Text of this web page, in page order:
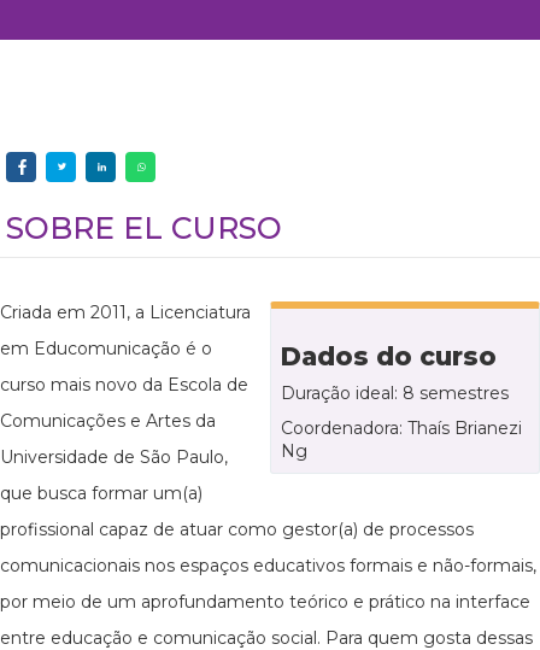
SOBRE EL CURSO
Dados do curso
Duração ideal: 8 semestres
Coordenadora: Thaís Brianezi
Ng
Criada em 2011, a Licenciatura
em Educomunicação é o
curso mais novo da Escola de
Comunicações e Artes da
Universidade de São Paulo,
que busca formar um(a)
profissional capaz de atuar como gestor(a) de processos
comunicacionais nos espaços educativos formais e não-formais,
por meio de um aprofundamento teórico e prático na interface
entre educação e comunicação social. Para quem gosta dessas